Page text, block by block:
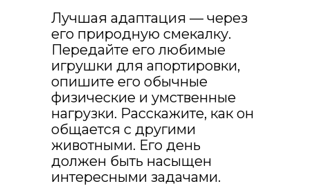
Лучшая адаптация — через
его природную смекалку.
Передайте его любимые
игрушки для апортировки,
опишите его обычные
физические и умственные
нагрузки. Расскажите, как он
общается с другими
животными. Его день
должен быть насыщен
интересными задачами.